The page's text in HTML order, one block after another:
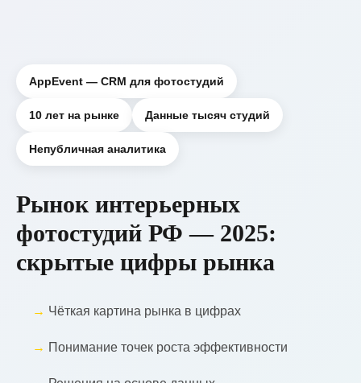
AppEvent — CRM для фотостудий
10 лет на рынке Данные тысяч студий
Непубличная аналитика
Рынок интерьерных
фотостудий РФ — 2025:
скрытые цифры рынка
Чёткая картина рынка в цифрах
Понимание точек роста эффективности